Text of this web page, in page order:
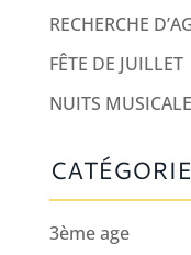
RECHERCHE
FÊTE DE JUILLET
NUITS
3ème age